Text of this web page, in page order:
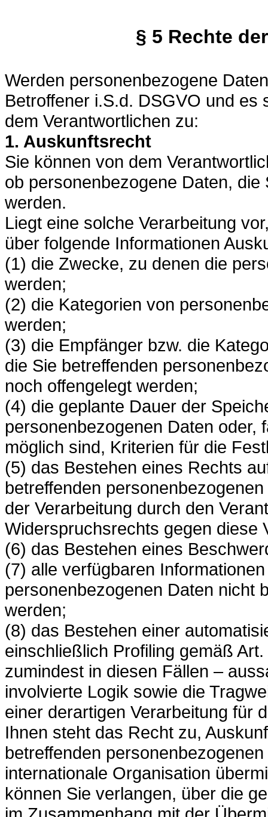
§ 5 Rechte
Werden personenbezogene
Betroffener i.S.d. DSGVO und
dem Verantwortlichen zu:
1. Auskunftsrecht
Sie können von dem
ob personenbezogene Daten,
werden.
Liegt eine solche Verarbeitung
über folgende Informationen
(1) die Zwecke, zu denen die
werden;
(2) die Kategorien von
werden;
(3) die Empfänger bzw. die
die Sie betreffenden
noch offengelegt werden;
(4) die geplante Dauer der
personenbezogenen Daten oder,
möglich sind, Kriterien für die
(5) das Bestehen eines Rechts
betreffenden
der Verarbeitung durch den
Widerspruchsrechts gegen diese
(6) das Bestehen eines
(7) alle verfügbaren
personenbezogenen Daten nicht
werden;
(8) das Bestehen einer
einschließlich Profiling gemäß
zumindest in diesen Fällen –
involvierte Logik sowie die
einer derartigen Verarbeitung für
Ihnen steht das Recht zu,
betreffenden
internationale Organisation
können Sie verlangen, über die